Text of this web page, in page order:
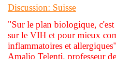
Discussion: Suisse
"Sur le plan biologique,
sur le VIH et pour mieux
inflammatoires et
Amalio Telenti, professeur